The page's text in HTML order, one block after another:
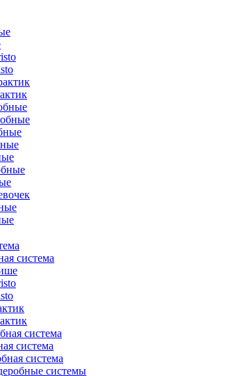
система
система
система
система
системы